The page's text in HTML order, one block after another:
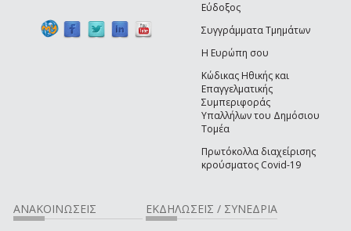
Εύδοξος
Συγγράμματα Τμημάτων
Η Ευρώπη σου
Κώδικας Ηθικής και
Επαγγελματικής
Συμπεριφοράς
Υπαλλήλων του Δημόσιου
Τομέα
Πρωτόκολλα διαχείρισης
κρούσματος Covid-19
ΑΝΑΚΟΙΝΩΣΕΙΣ ΕΚΔΗΛΩΣΕΙΣ / ΣΥΝΕΔΡΙΑ